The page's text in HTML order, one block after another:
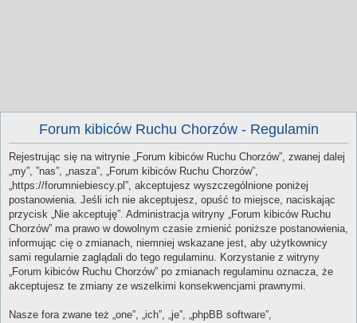
Forum kibiców Ruchu Chorzów - Regulamin
Rejestrując się na witrynie „Forum kibiców Ruchu Chorzów”, zwanej dalej
„my”, ”nas”, „nasza”, „Forum kibiców Ruchu Chorzów”,
„https://forumniebiescy.pl”, akceptujesz wyszczególnione poniżej
postanowienia. Jeśli ich nie akceptujesz, opuść to miejsce, naciskając
przycisk „Nie akceptuję”. Administracja witryny „Forum kibiców Ruchu
Chorzów” ma prawo w dowolnym czasie zmienić poniższe postanowienia,
informując cię o zmianach, niemniej wskazane jest, aby użytkownicy
sami regularnie zaglądali do tego regulaminu. Korzystanie z witryny
„Forum kibiców Ruchu Chorzów” po zmianach regulaminu oznacza, że
akceptujesz te zmiany ze wszelkimi konsekwencjami prawnymi.
Nasze fora zwane też „one”, „ich”, „je”, „phpBB software”,